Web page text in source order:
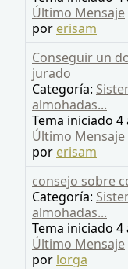
Último Mensaje
por erisam
Conseguir un
jurado
Categoría:
almohadas...
Tema iniciado
Último Mensaje
por erisam
consejo sobre
Categoría:
almohadas...
Tema iniciado
Último Mensaje
por lorga